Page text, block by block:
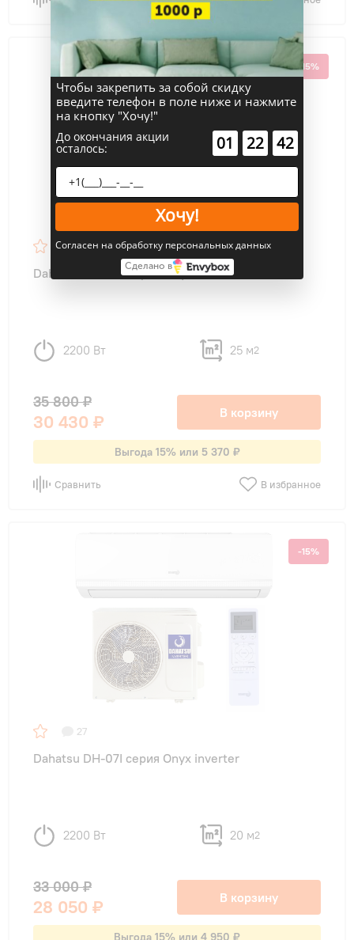
-15%
24
Dahatsu DH-09I серия Onyx inverter
2200 Вт 25 м2
35 800 ₽
30 430 ₽ В корзину
Выгода 15% или 5 370 ₽
Сравнить В избранное
-15%
27
Dahatsu DH-07I серия Onyx inverter
2200 Вт 20 м2
33 000 ₽
28 050 ₽ В корзину
Выгода 15% или 4 950 ₽
Чтобы закрепить за собой скидку
введите телефон в поле ниже и нажмите
на кнопку "Хочу!"
До окончания акции
осталось: 01 22 42
Хочу!
Согласен на обработку персональных данных
Сделано в